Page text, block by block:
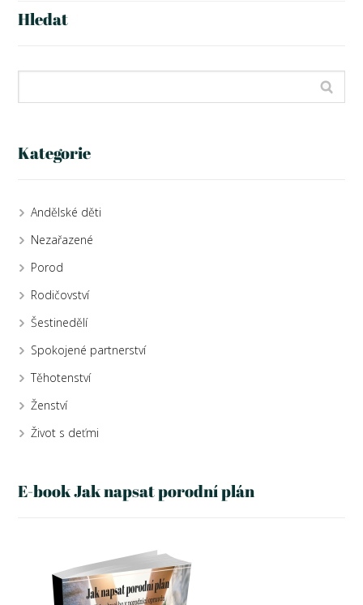
Hledat
Kategorie
Andělské děti
Nezařazené
Porod
Rodičovství
Šestinedělí
Spokojené partnerství
Těhotenství
Ženství
Život s deťmi
E-book Jak napsat porodní plán